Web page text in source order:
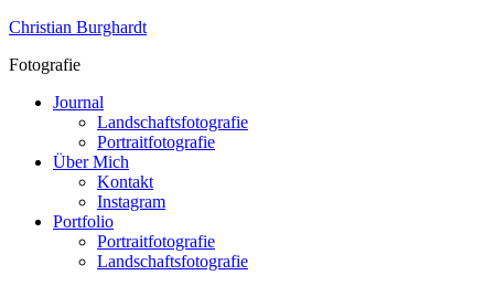
Skip
content
Christian Burghardt
Fotografie
Journal
Landschaftsfotografie
Portraitfotografie
Über Mich
Kontakt
Instagram
Portfolio
Portraitfotografie
Landschaftsfotografie